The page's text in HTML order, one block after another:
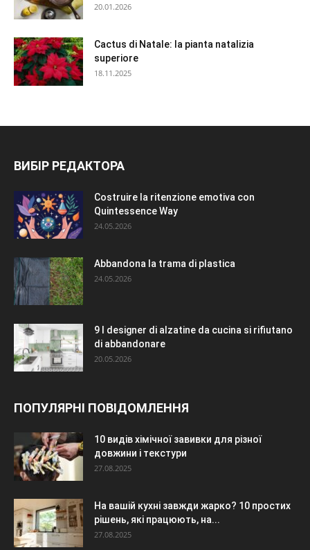
20.01.2026
Cactus di Natale: la pianta natalizia
superiore
18.11.2025
ВИБІР РЕДАКТОРА
Costruire la ritenzione emotiva con
Quintessence Way
24.05.2026
Abbandona la trama di plastica
24.05.2026
9 I designer di alzatine da cucina si rifiutano
di abbandonare
20.05.2026
ПОПУЛЯРНІ ПОВІДОМЛЕННЯ
10 видів хімічної завивки для різної
довжини і текстури
27.08.2025
На вашій кухні завжди жарко? 10 простих
рішень, які працюють, на...
27.08.2025